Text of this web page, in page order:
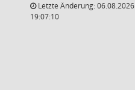
Letzte Änderung: 06.08.2026
19:07:10